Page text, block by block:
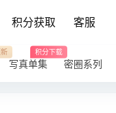
积分获取 客服
写真单集
积分下载
密圈系列